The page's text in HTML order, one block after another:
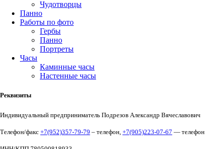
Чудотворцы
Панно
Работы по фото
Гербы
Панно
Портреты
Часы
Каминные часы
Настенные часы
Реквизиты
Индивидуальный предприниматель Подрезов Александр Вячеславович
Телефон/факс +7(952)357-79-79 – телефон, +7(905)223-07-67 — телефон